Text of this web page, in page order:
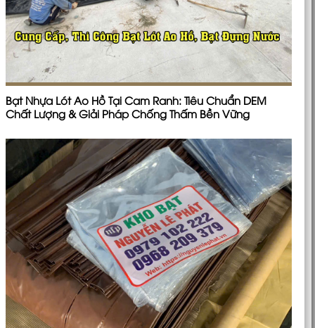
Bạt Nhựa Lót Ao Hồ Tại Cam Ranh: Tiêu Chuẩn DEM
Chất Lượng & Giải Pháp Chống Thấm Bền Vững